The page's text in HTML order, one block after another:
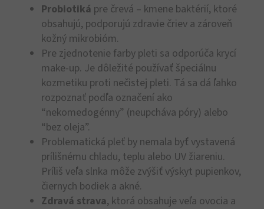
Probiotiká pre črevá – kmene baktérií, ktoré
obsahujú, podporujú zdravie čriev a zároveň
kožný mikrobióm.
Pre zjednotenie farby pleti sa odporúča krycí
make-up. Je dôležité používať špeciálnu
kozmetiku proti nečistej pleti. Tá sa dá ľahko
rozpoznať podľa označení ako
“nekomedogénny” (neupcháva póry) alebo
“bez oleja”.
Problematická pleť by nemala byť vystavená
prílišnému chladu, teplu alebo UV žiareniu.
Príliš veľa slnka môže zvýšiť výskyt pupienkov,
čiernych bodiek a akné.
Zdravá strava, ktorá obsahuje veľa ovocia a